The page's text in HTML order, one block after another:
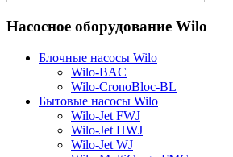
Насосное оборудование Wilo
Блочные насосы Wilo
Wilo-BAC
Wilo-CronoBloc-BL
Бытовые насосы Wilo
Wilo-Jet FWJ
Wilo-Jet HWJ
Wilo-Jet WJ